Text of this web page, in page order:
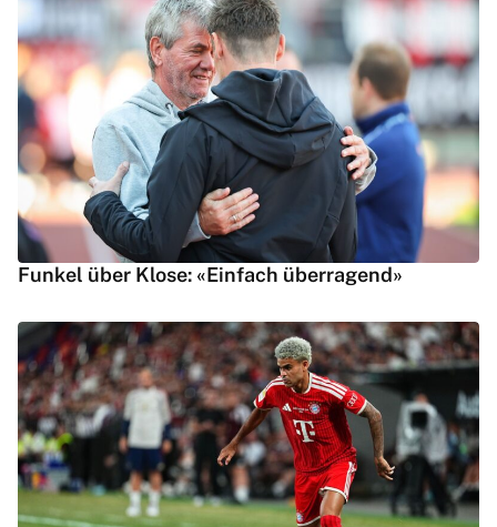
Funkel über Klose: «Einfach überragend»